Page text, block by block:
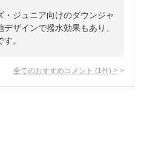
・ジュニア向けのダウンジャ
ザインで撥水効果もあり、
。
全てのおすすめコメント (1 件) >